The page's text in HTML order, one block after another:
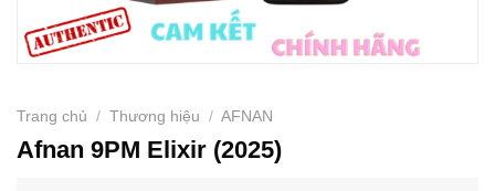
Trang chủ / Thương hiệu / AFNAN
Afnan 9PM Elixir (2025)